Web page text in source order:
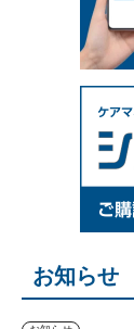
お知らせ